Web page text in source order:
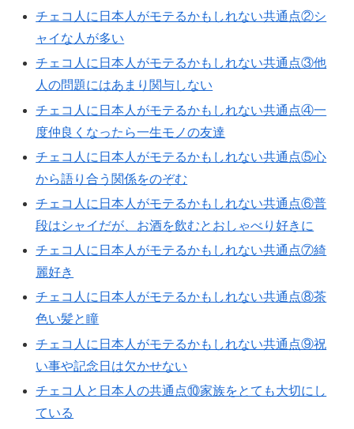
チェコ人に日本人がモテるかもしれない共通点②シ
ャイな人が多い
チェコ人に日本人がモテるかもしれない共通点③他
人の問題にはあまり関与しない
チェコ人に日本人がモテるかもしれない共通点④一
度仲良くなったら一生モノの友達
チェコ人に日本人がモテるかもしれない共通点⑤心
から語り合う関係をのぞむ
チェコ人に日本人がモテるかもしれない共通点⑥普
段はシャイだが、お酒を飲むとおしゃべり好きに
チェコ人に日本人がモテるかもしれない共通点⑦綺
麗好き
チェコ人に日本人がモテるかもしれない共通点⑧茶
色い髪と瞳
チェコ人に日本人がモテるかもしれない共通点⑨祝
い事や記念日は欠かせない
チェコ人と日本人の共通点⑩家族をとても大切にし
ている